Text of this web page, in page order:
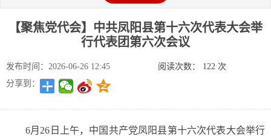
【聚焦党代会】中共凤阳县第十六次代表大会举
行代表团第六次会议
发布时间：2026-06-26 12:45 阅读次数： 122 次
分享到：
6月26日上午，中国共产党凤阳县第十六次代表大会举行